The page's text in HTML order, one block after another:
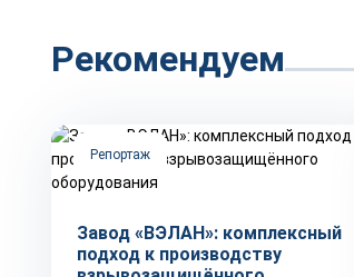
Рекомендуем
Репортаж
Завод «ВЭЛАН»: комплексный
подход к производству